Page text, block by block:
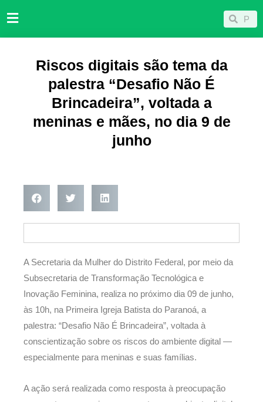
para
Pesquisar
Riscos digitais são tema da
palestra “Desafio Não É
Brincadeira”, voltada a
meninas e mães, no dia 9 de
junho
A Secretaria da Mulher do Distrito Federal, por meio da
Subsecretaria de Transformação Tecnológica e
Inovação Feminina, realiza no próximo dia 09 de junho,
às 10h, na Primeira Igreja Batista do Paranoá, a
palestra: “Desafio Não É Brincadeira”, voltada à
conscientização sobre os riscos do ambiente digital —
especialmente para meninas e suas famílias.
A ação será realizada como resposta à preocupação